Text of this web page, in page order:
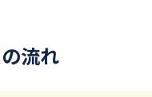
流れ